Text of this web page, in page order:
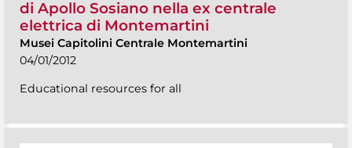
di Apollo Sosiano nella ex centrale
elettrica di Montemartini
Musei Capitolini Centrale Montemartini
04/01/2012
Educational resources for all